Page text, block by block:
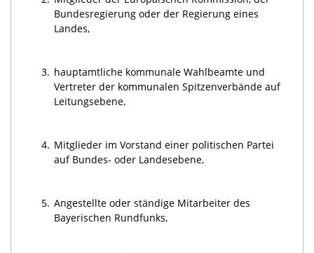
Bundesregierung oder der Regierung eines
Landes,
3. hauptamtliche kommunale Wahlbeamte und
Vertreter der kommunalen Spitzenverbände auf
Leitungsebene,
4. Mitglieder im Vorstand einer politischen Partei
auf Bundes- oder Landesebene,
5. Angestellte oder ständige Mitarbeiter des
Bayerischen Rundfunks,